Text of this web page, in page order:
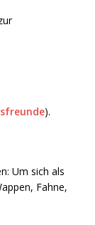
).
Um sich als
Fahne,